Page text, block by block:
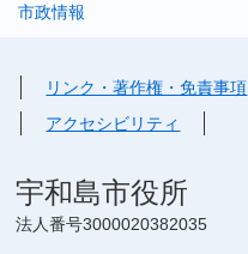
市政情報
リンク・著作権・免責事項
アクセシビリティ
宇和島市役所
法人番号3000020382035